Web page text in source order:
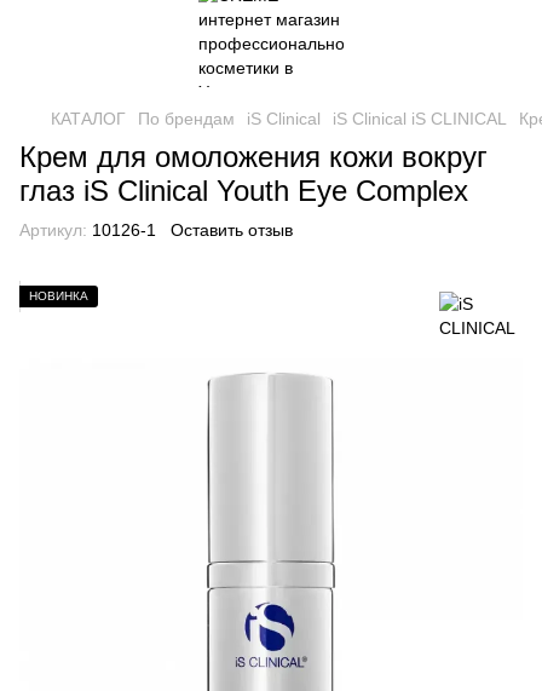
КАТАЛОГ По брендам iS Clinical iS Clinical iS CLINICAL
Крем для омоложения кожи вокруг
глаз iS Clinical Youth Eye Complex
Артикул: 10126-1 Оставить отзыв
НОВИНКА